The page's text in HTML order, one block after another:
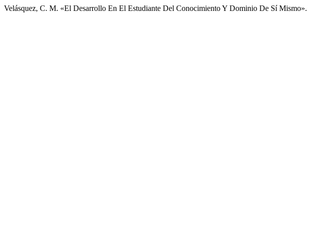
Velásquez, C. M. «El Desarrollo En El Estudiante Del Conocimiento Y Dominio De Sí Mismo».